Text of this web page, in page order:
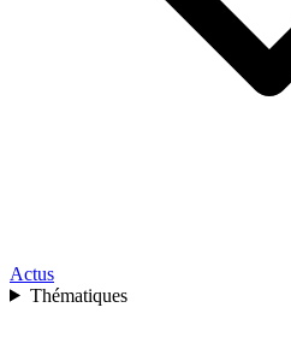
Actus
Thématiques